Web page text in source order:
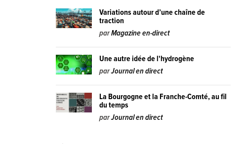
Variations autour d’une chaîne de
traction
parMagazine en-direct
Une autre idée de l'hydrogène
parJournal en direct
La Bourgogne et la Franche-Comté, au fil
du temps
parJournal en direct